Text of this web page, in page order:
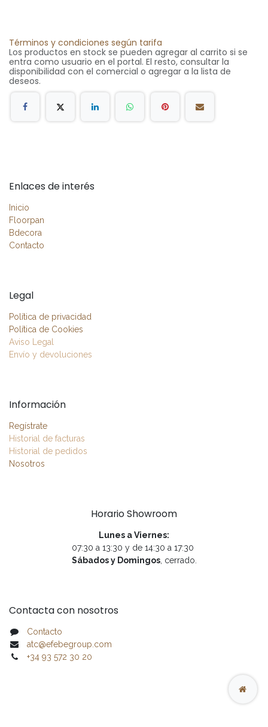
Términos y condiciones según tarifa
Los productos en stock se pueden agregar al carrito si se
entra como usuario en el portal. El resto, consultar la
disponibilidad con el comercial o agregar a la lista de
deseos.
Enlaces de interés
Inicio
Floorpan
Bdecora
Contacto
Legal
Política de privacidad
Política de Cookies
Aviso Legal
Envío y devoluciones
Información
Regístrate
Historial de facturas
Historial de pedidos
Nosotros
Horario Showroom
Lunes a Viernes:
07:30 a 13:30 y de 14:30 a 17:30
Sábados y Domingos, cerrado.
Contacta con nosotros
Contacto
atc@efebegroup.com
+34 93 572 30 20